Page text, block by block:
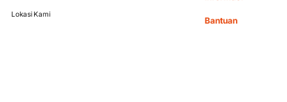
Lokasi Kami
Bantuan